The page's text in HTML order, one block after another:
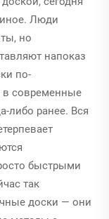
иное. Люди
но
напоказ
по-
в современные
либо ранее. Вся
быстрыми
так
доски — они